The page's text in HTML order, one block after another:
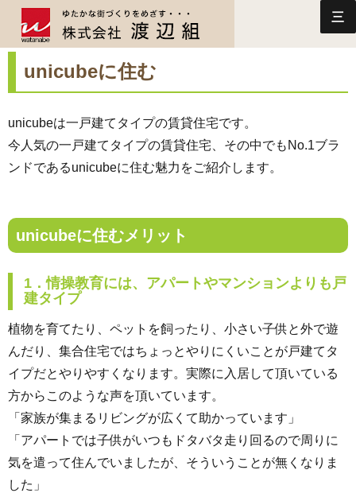
三
unicubeに住む
unicubeは一戸建てタイプの賃貸住宅です。
今人気の一戸建てタイプの賃貸住宅、その中でもNo.1ブラ
ンドであるunicubeに住む魅力をご紹介します。
unicubeに住むメリット
1．情操教育には、アパートやマンションよりも戸
建タイプ
植物を育てたり、ペットを飼ったり、小さい子供と外で遊
んだり、集合住宅ではちょっとやりにくいことが戸建てタ
イプだとやりやすくなります。実際に入居して頂いている
方からこのような声を頂いています。
「家族が集まるリビングが広くて助かっています」
「アパートでは子供がいつもドタバタ走り回るので周りに
気を遣って住んでいましたが、そういうことが無くなりま
した」